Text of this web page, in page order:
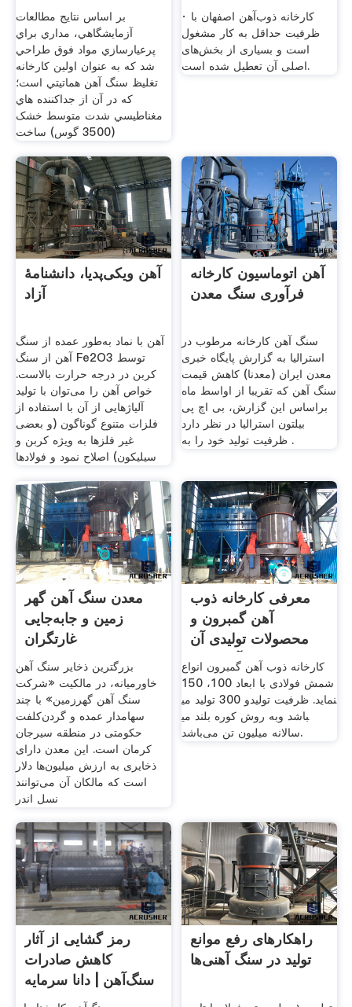
بر اساس نتايج مطالعات
آزمايشگاهي، مداري براي
پرعيارسازي مواد فوق طراحي
شد که به عنوان اولين کارخانه
تغليظ سنگ آهن هماتيتي است؛
که در آن از جداکننده هاي
مغناطيسي شدت متوسط خشک
(3500 گوس) ساخت
· کارخانه ذوب‌آهن اصفهان با
ظرفیت حداقل به کار مشغول
است و بسیاری از بخش‌های
اصلی آن تعطیل شده است.
آهن ویکی‌پدیا، دانشنامهٔ
آزاد
آهن با نماد به‌طور عمده از سنگ
آهن از سنگ Fe2O3 توسط
کربن در درجه حرارت بالاست.
خواص آهن را می‌توان با تولید
آلیاژهایی از آن با استفاده از
فلزات متنوع گوناگون (و بعضی
غیر فلزها به ویژه کربن و
سیلیکون) اصلاح نمود و فولادها
آهن اتوماسیون کارخانه
فرآوری سنگ معدن
سنگ آهن کارخانه مرطوب در
استرالیا به گزارش پایگاه خبری
معدن ایران (معدنا) کاهش قیمت
سنگ آهن که تقریبا از اواسط ماه
براساس این گزارش، بی اچ پی
بیلتون استرالیا در نظر دارد
ظرفیت تولید خود را به .
معدن سنگ آهن گهر
زمین و جابه‌جایی
غارتگران
بزرگترین ذخایر سنگ آهن
خاورمیانه، در مالکیت «شرکت
سنگ آهن گهرزمین» با چند
سهامدار عمده و گردن‌کلفت
حکومتی در منطقه سیرجان
کرمان است. این معدن دارای
ذخایری به ارزش میلیون‌ها دلار
است که مالکان آن می‌توانند
نسل اندر
معرفی کارخانه ذوب
آهن گمبرون و
محصولات تولیدی آن
آهن ملل
کارخانه ذوب آهن گمبرون انواع
شمش فولادی با ابعاد 100، 150
و 300 تولید می‎نماید. ظرفیت تولید
به روش کوره بلند می‎باشد و
سالانه میلیون تن می‏‌باشد.
رمز گشایی از آثار
کاهش صادرات
سنگ‌آهن | دانا سرمایه
راهکارهای رفع موانع
تولید در سنگ آهنی‌ها